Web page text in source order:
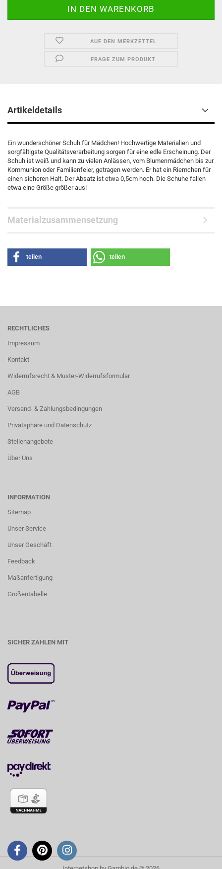
AUF DEN MERKZETTEL
FRAGE ZUM PRODUKT
Artikeldetails
Ein wunderschöner Schuh für Mädchen! Hochwertige Materialien und
sorgfältigste Qualitätsverarbeitung sorgen für eine edle Erscheinung. Der
Schuh ist weiß und kann zu vielen Anlässen, vom Blumenmädchen bis zur
Kommunion oder Familienfeier, getragen werden. Er hat ein Riemchen für
einen sicheren Halt. Der Absatz ist etwa 0,5cm hoch. Die Schuhe fallen
etwa eine Größe größer aus!
Materialzusammensetzung
teilen teilen
RECHTLICHES
Impressum
Kontakt
Widerrufsrecht & Muster-Widerrufsformular
AGB
Versand- & Zahlungsbedingungen
Privatsphäre und Datenschutz
Stellenangebote
Über Uns
INFORMATION
Sitemap
Unser Service
Unser Geschäft
Feedback
Maßanfertigung
Größentabelle
SICHER ZAHLEN MIT